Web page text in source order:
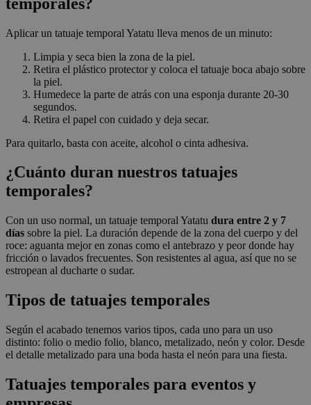
Aplicar un tatuaje temporal Yatatu lleva menos de un minuto:
Limpia y seca bien la zona de la piel.
Retira el plástico protector y coloca el tatuaje boca abajo sobre
la piel.
Humedece la parte de atrás con una esponja durante 20-30
segundos.
Retira el papel con cuidado y deja secar.
Para quitarlo, basta con aceite, alcohol o cinta adhesiva.
¿Cuánto duran nuestros tatuajes
temporales?
Con un uso normal, un tatuaje temporal Yatatu dura entre 2 y 7
días sobre la piel. La duración depende de la zona del cuerpo y del
roce: aguanta mejor en zonas como el antebrazo y peor donde hay
fricción o lavados frecuentes. Son resistentes al agua, así que no se
estropean al ducharte o sudar.
Tipos de tatuajes temporales
Según el acabado tenemos varios tipos, cada uno para un uso
distinto: folio o medio folio, blanco, metalizado, neón y color. Desde
el detalle metalizado para una boda hasta el neón para una fiesta.
Tatuajes temporales para eventos y